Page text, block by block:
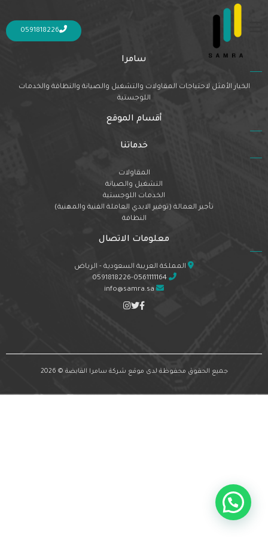
0591818226
Nothing Found
It seems we can’t find what you’re looking for. Perhaps searching can help.
سامرا
الخيار الأمثل لاحتياجات المقاولات والتشغيل والصيانة والنظافة والخدمات
اللوجستية
أقسام الموقع
خدماتنا
المقاولات
التشغيل والصيانة
الخدمات اللوجستية
تأجير العمالة (توفير الايدي العاملة الفنية والمهنية)
النظافة
معلومات الاتصال
المملكة العربية السعودية - الرياض
0591818226-0561111164
info@samra.sa
جميع الحقوق محفوظة لدى موقع شركة سامرا القابضة © 2026